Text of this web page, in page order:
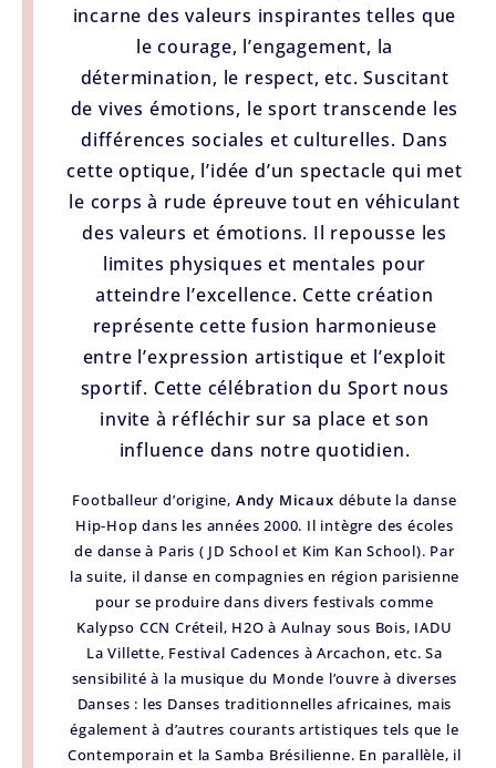
incarne des valeurs inspirantes telles que
le courage, l’engagement, la
détermination, le respect, etc. Suscitant
de vives émotions, le sport transcende les
différences sociales et culturelles. Dans
cette optique, l’idée d’un spectacle qui met
le corps à rude épreuve tout en véhiculant
des valeurs et émotions. Il repousse les
limites physiques et mentales pour
atteindre l’excellence. Cette création
représente cette fusion harmonieuse
entre l’expression artistique et l’exploit
sportif. Cette célébration du Sport nous
invite à réfléchir sur sa place et son
influence dans notre quotidien.
Footballeur d’origine, Andy Micaux débute la danse
Hip-Hop dans les années 2000. Il intègre des écoles
de danse à Paris ( JD School et Kim Kan School). Par
la suite, il danse en compagnies en région parisienne
pour se produire dans divers festivals comme
Kalypso CCN Créteil, H2O à Aulnay sous Bois, IADU
La Villette, Festival Cadences à Arcachon, etc. Sa
sensibilité à la musique du Monde l’ouvre à diverses
Danses : les Danses traditionnelles africaines, mais
également à d’autres courants artistiques tels que le
Contemporain et la Samba Brésilienne. En parallèle, il